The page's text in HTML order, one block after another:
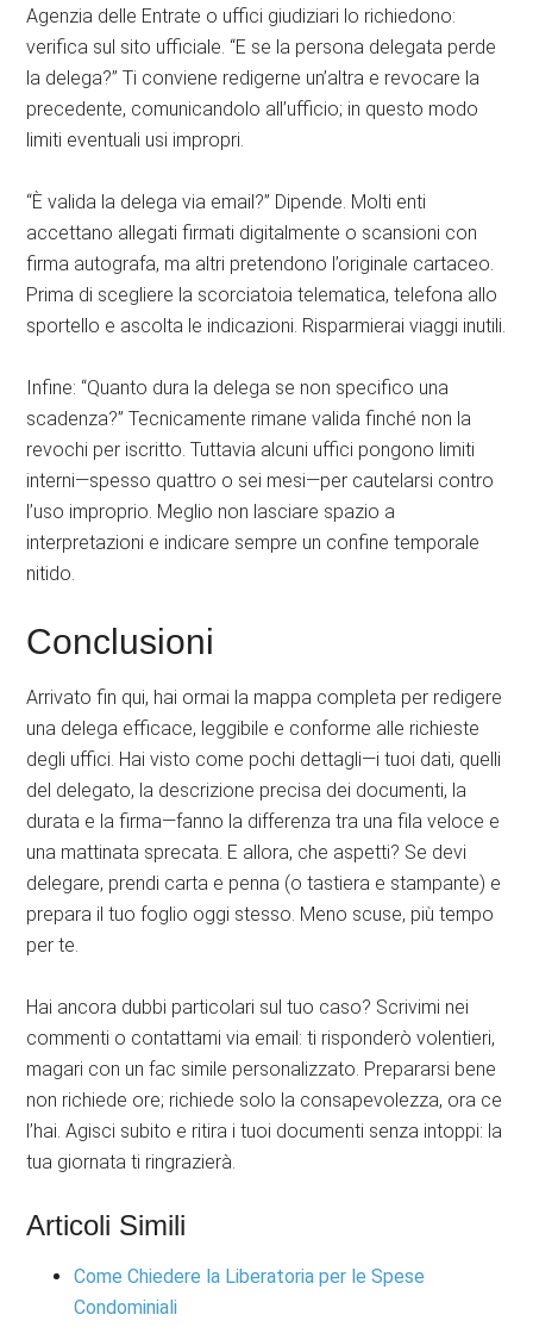
Agenzia delle Entrate o uffici giudiziari lo richiedono:
verifica sul sito ufficiale. “E se la persona delegata perde
la delega?” Ti conviene redigerne un’altra e revocare la
precedente, comunicandolo all’ufficio; in questo modo
limiti eventuali usi impropri.
“È valida la delega via email?” Dipende. Molti enti
accettano allegati firmati digitalmente o scansioni con
firma autografa, ma altri pretendono l’originale cartaceo.
Prima di scegliere la scorciatoia telematica, telefona allo
sportello e ascolta le indicazioni. Risparmierai viaggi inutili.
Infine: “Quanto dura la delega se non specifico una
scadenza?” Tecnicamente rimane valida finché non la
revochi per iscritto. Tuttavia alcuni uffici pongono limiti
interni—spesso quattro o sei mesi—per cautelarsi contro
l’uso improprio. Meglio non lasciare spazio a
interpretazioni e indicare sempre un confine temporale
nitido.
Conclusioni
Arrivato fin qui, hai ormai la mappa completa per redigere
una delega efficace, leggibile e conforme alle richieste
degli uffici. Hai visto come pochi dettagli—i tuoi dati, quelli
del delegato, la descrizione precisa dei documenti, la
durata e la firma—fanno la differenza tra una fila veloce e
una mattinata sprecata. E allora, che aspetti? Se devi
delegare, prendi carta e penna (o tastiera e stampante) e
prepara il tuo foglio oggi stesso. Meno scuse, più tempo
per te.
Hai ancora dubbi particolari sul tuo caso? Scrivimi nei
commenti o contattami via email: ti risponderò volentieri,
magari con un fac simile personalizzato. Prepararsi bene
non richiede ore; richiede solo la consapevolezza, ora ce
l’hai. Agisci subito e ritira i tuoi documenti senza intoppi: la
tua giornata ti ringrazierà.
Articoli Simili
Come Chiedere la Liberatoria per le Spese
Condominiali